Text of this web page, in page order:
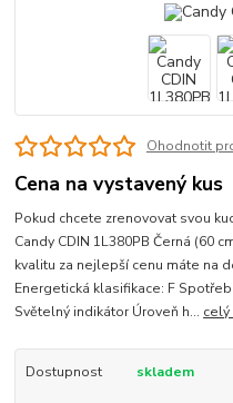
Ohodnotit
Cena na vystavený kus
Pokud chcete zrenovovat svou
Candy CDIN 1L380PB Černá (60
kvalitu za nejlepší cenu máte na
Energetická klasifikace: F
Světelný indikátor Úroveň h...
Dostupnost skladem